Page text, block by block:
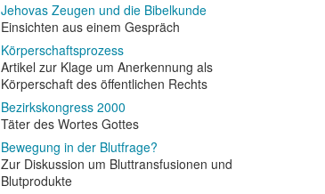
Jehovas Zeugen und die Bibelkunde
Einsichten aus einem Gespräch
Körperschaftsprozess
Artikel zur Klage um Anerkennung als
Körperschaft des öffentlichen Rechts
Bezirkskongress 2000
Täter des Wortes Gottes
Bewegung in der Blutfrage?
Zur Diskussion um Bluttransfusionen und
Blutprodukte